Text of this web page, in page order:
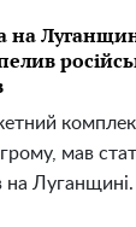
на
мав
на Луганщині.